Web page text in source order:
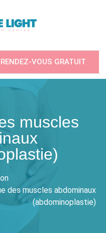
RENDEZ-VOUS GRATUIT
muscles
des muscles abdominaux
(abdominoplastie)